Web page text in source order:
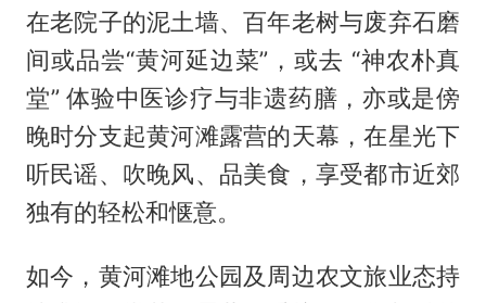
在老院子的泥土墙、百年老树与废弃石磨
间或品尝“黄河延边菜”，或去 “神农朴真
堂” 体验中医诊疗与非遗药膳，亦或是傍
晚时分支起黄河滩露营的天幕，在星光下
听民谣、吹晚风、品美食，享受都市近郊
独有的轻松和惬意。
如今，黄河滩地公园及周边农文旅业态持